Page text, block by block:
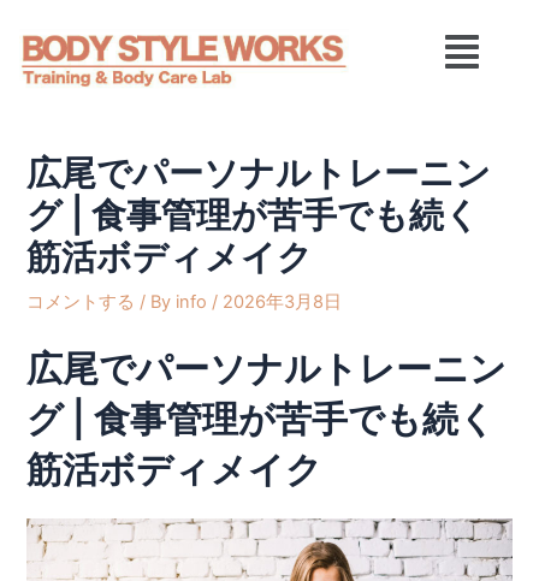
メ
ニ
広尾でパーソナルトレーニン
グ | 食事管理が苦手でも続く
筋活ボディメイク
コメントする / By info / 2026年3月8日
広尾でパーソナルトレーニン
グ | 食事管理が苦手でも続く
筋活ボディメイク
navigation